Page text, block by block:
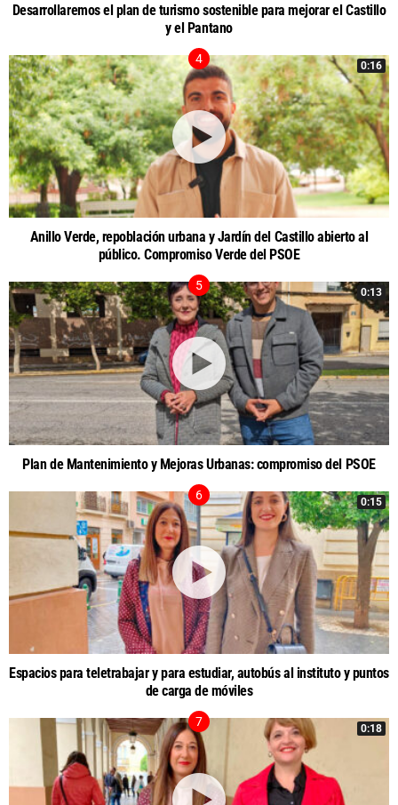
Desarrollaremos el plan de turismo sostenible para mejorar el Castillo
y el Pantano
0:16
Anillo Verde, repoblación urbana y Jardín del Castillo abierto al
público. Compromiso Verde del PSOE
0:13
Plan de Mantenimiento y Mejoras Urbanas: compromiso del PSOE
0:15
Espacios para teletrabajar y para estudiar, autobús al instituto y puntos
de carga de móviles
0:18